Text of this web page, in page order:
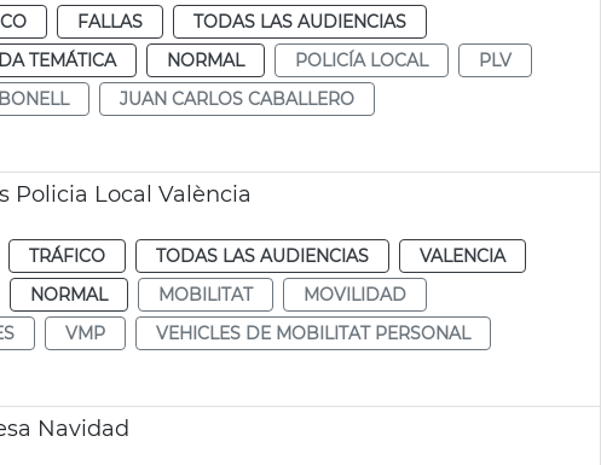
FALLAS
TODAS LAS AUDIENCIAS
TEMÁTICA NORMAL POLICÍA LOCAL
PLV
JUAN CARLOS CABALLERO
Policia Local València
TRÁFICO TODAS LAS AUDIENCIAS
VALENCIA
NORMAL MOBILITAT
MOVILIDAD
VMP
VEHICLES DE MOBILITAT PERSONAL
Navidad